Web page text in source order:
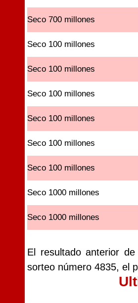
Seco 700 millones
Seco 100 millones
Seco 100 millones
Seco 100 millones
Seco 100 millones
Seco 100 millones
Seco 100 millones
Seco 1000 millones
Seco 1000 millones
El resultado anterior de
sorteo número 4835, el